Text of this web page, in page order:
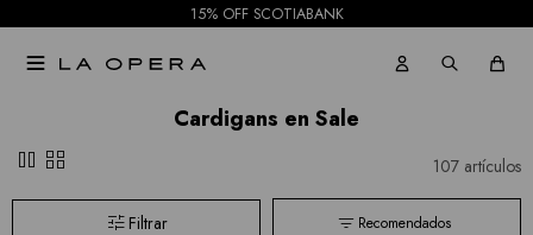
15% OFF SCOTIABANK

Cardigans en Sale
pause grid_view 107 artículos
Recomendados